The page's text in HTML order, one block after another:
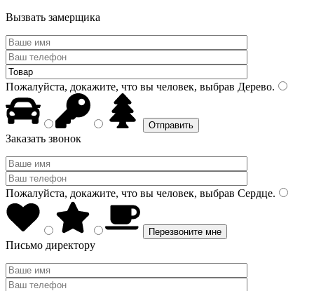
Вызвать замерщика
Пожалуйста, докажите, что вы человек, выбрав Дерево.
Заказать звонок
Пожалуйста, докажите, что вы человек, выбрав Сердце.
Письмо директору